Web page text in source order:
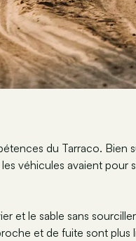
du Tarraco.
véhicules avaient
et le sable sans
et de fuite sont